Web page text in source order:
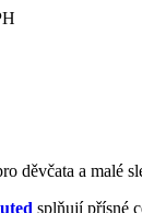
děvčata a malé
splňují přísné